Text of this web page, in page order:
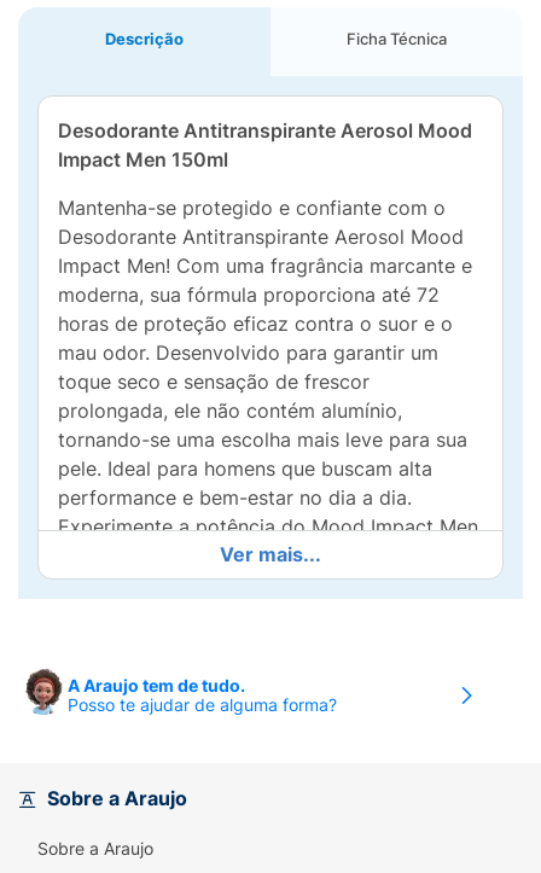
Descrição Ficha Técnica
Desodorante Antitranspirante Aerosol Mood
Impact Men 150ml
Mantenha-se protegido e confiante com o
Desodorante Antitranspirante Aerosol Mood
Impact Men! Com uma fragrância marcante e
moderna, sua fórmula proporciona até 72
horas de proteção eficaz contra o suor e o
mau odor. Desenvolvido para garantir um
toque seco e sensação de frescor
prolongada, ele não contém alumínio,
tornando-se uma escolha mais leve para sua
pele. Ideal para homens que buscam alta
performance e bem-estar no dia a dia.
Experimente a potência do Mood Impact Men
e esteja pronto para qualquer desafio!
Ver mais...
A Araujo tem de tudo.
Posso te ajudar de alguma forma?
Sobre a Araujo
Sobre a Araujo